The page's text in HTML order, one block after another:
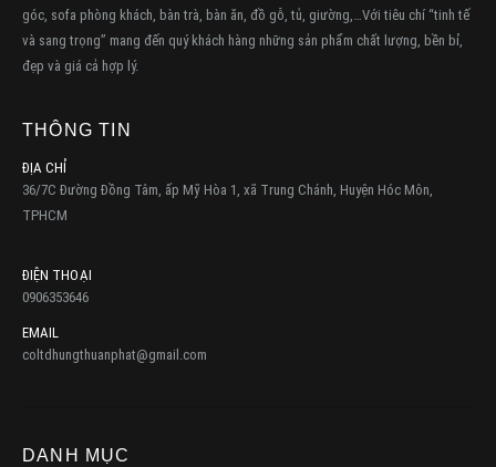
góc, sofa phòng khách, bàn trà, bàn ăn, đồ gỗ, tủ, giường,…Với tiêu chí “tinh tế
và sang trọng” mang đến quý khách hàng những sản phẩm chất lượng, bền bỉ,
đẹp và giá cả hợp lý.
THÔNG TIN
ĐỊA CHỈ
36/7C Đường Đồng Tâm, ấp Mỹ Hòa 1, xã Trung Chánh, Huyện Hóc Môn,
TPHCM
ĐIỆN THOẠI
0906353646
EMAIL
coltdhungthuanphat@gmail.com
DANH MỤC